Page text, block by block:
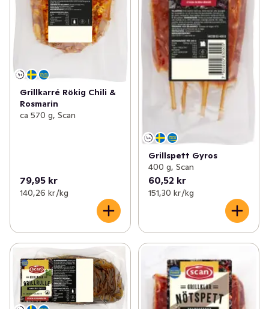
Grillkarré Rökig Chili &
Rosmarin
ca 570 g, Scan
79,95 kr
140,26 kr /kg
Grillspett Gyros
400 g, Scan
60,52 kr
151,30 kr /kg